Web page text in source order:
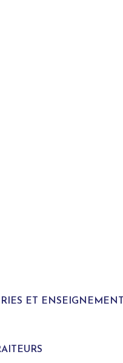
ET ENSEIGNEMENT